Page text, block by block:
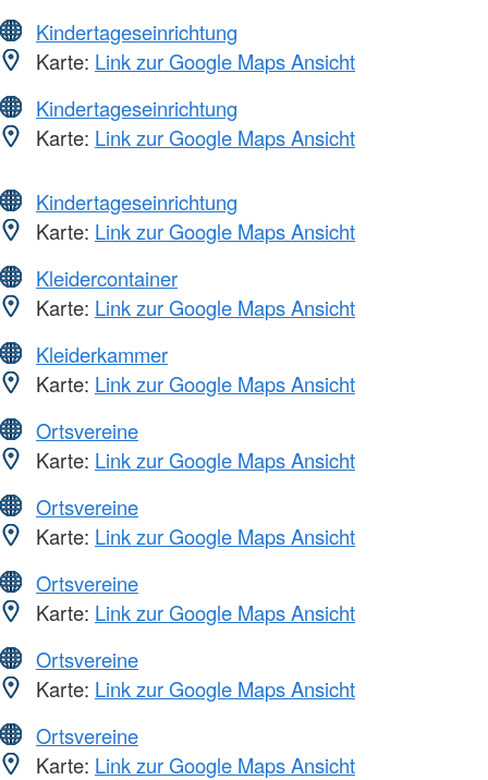
Kindertageseinrichtung
Karte: Link zur Google Maps Ansicht
Kindertageseinrichtung
Karte: Link zur Google Maps Ansicht
Kindertageseinrichtung
Karte: Link zur Google Maps Ansicht
Kleidercontainer
Karte: Link zur Google Maps Ansicht
Kleiderkammer
Karte: Link zur Google Maps Ansicht
Ortsvereine
Karte: Link zur Google Maps Ansicht
Ortsvereine
Karte: Link zur Google Maps Ansicht
Ortsvereine
Karte: Link zur Google Maps Ansicht
Ortsvereine
Karte: Link zur Google Maps Ansicht
Ortsvereine
Karte: Link zur Google Maps Ansicht